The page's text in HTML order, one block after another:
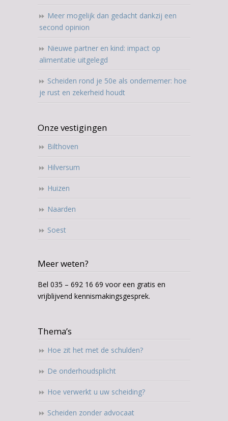
Meer mogelijk dan gedacht dankzij een
second opinion
Nieuwe partner en kind: impact op
alimentatie uitgelegd
Scheiden rond je 50e als ondernemer: hoe
je rust en zekerheid houdt
Onze vestigingen
Bilthoven
Hilversum
Huizen
Naarden
Soest
Meer weten?
Bel 035 – 692 16 69 voor een gratis en
vrijblijvend kennismakingsgesprek.
Thema’s
Hoe zit het met de schulden?
De onderhoudsplicht
Hoe verwerkt u uw scheiding?
Scheiden zonder advocaat